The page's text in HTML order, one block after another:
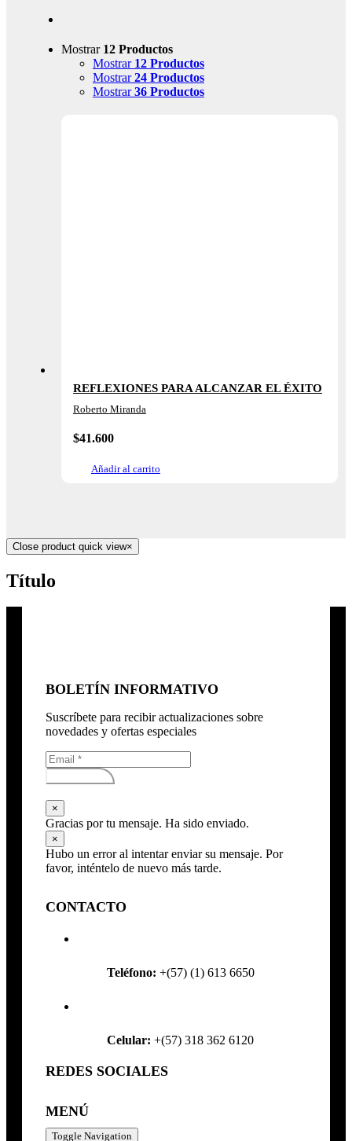
Mostrar 12 Productos
Mostrar 12 Productos
Mostrar24 Productos
Mostrar36 Productos
REFLEXIONES PARA ALCANZAR EL ÉXITO
Roberto Miranda
$41.600
Añadir al carrito
Close product quick view×
Título
BOLETÍN INFORMATIVO
Suscríbete para recibir actualizaciones sobre
novedades y ofertas especiales
Subscribirse
×
Gracias por tu mensaje. Ha sido enviado.
×
Hubo un error al intentar enviar su mensaje. Por
favor, inténtelo de nuevo más tarde.
CONTACTO
Teléfono: +(57) (1) 613 6650
Celular: +(57) 318 362 6120
REDES SOCIALES
MENÚ
Toggle Navigation